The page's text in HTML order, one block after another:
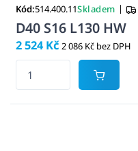
Kód:514.400.11Skladem |
D40 S16 L130 HW
2 524 Kč 2 086 Kč bez DPH